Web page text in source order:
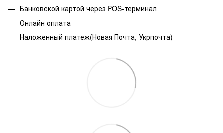
Банковской картой через POS-терминал
Онлайн оплата
Наложенный платеж(Новая Почта, Укрпочта)